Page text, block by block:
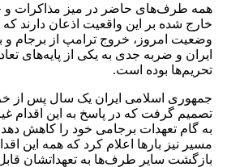
همه طرف‌های حاضر در میز مذاکرات و
خارج شده بر این واقعیت اذعان دارند
وضعیت امروز، خروج ترامپ از برجام و
ایران و ضربه جدی به یکی از پایه‌های
تحریم‌ها بوده است.
جمهوری اسلامی ایران یک سال پس از
تصمیم گرفت که در پاسخ به این اقدام
به گام تعهدات برجامی خود را کاهش دهد و
مسیر نیز بارها اعلام کرد که همه این
بازگشت سایر طرف‌ها به تعهداتشان